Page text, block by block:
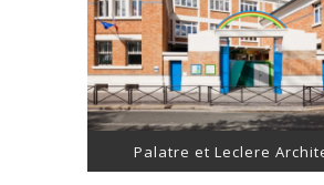
Palatre et Leclere